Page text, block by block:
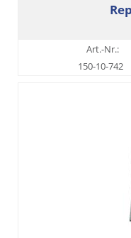
Art.-Nr.:
150-10-742